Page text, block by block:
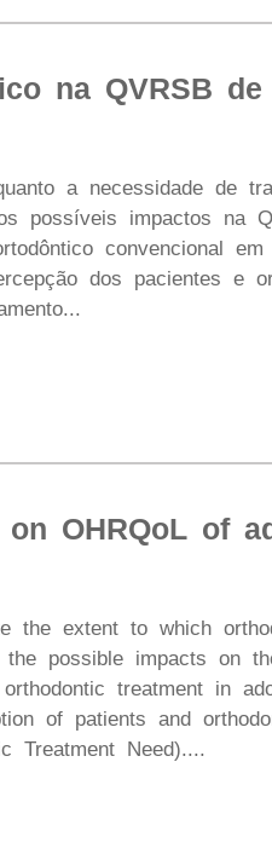
na QVRSB
a necessidade de
possíveis impactos na
convencional
dos pacientes e
OHRQoL of
extent to which
possible impacts on
treatment in
of patients and
Treatment Need)....